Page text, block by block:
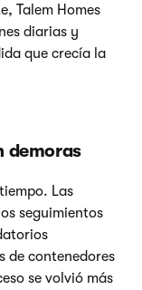
Talem Homes
diarias y
que crecía la
demoras
Las
seguimientos
de contenedores
se volvió más